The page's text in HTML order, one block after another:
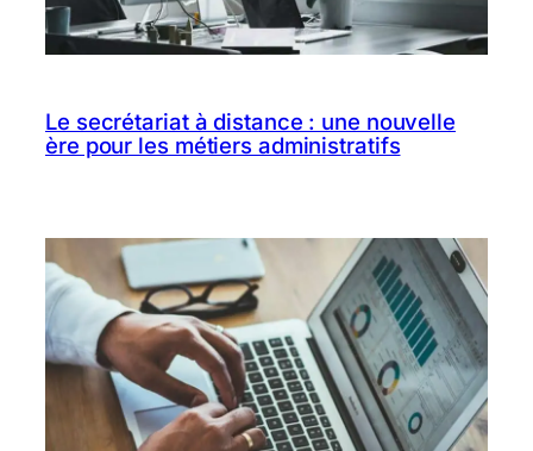
Le secrétariat à distance : une nouvelle
ère pour les métiers administratifs